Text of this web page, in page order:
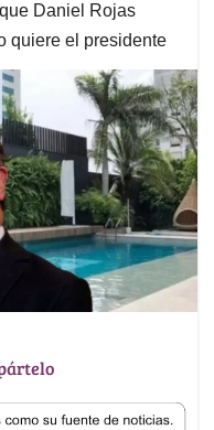
Daniel Rojas
quiere el presidente